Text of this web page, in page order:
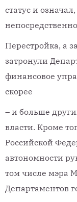
статус и
Перестройка, а
затронули
финансовое
скорее
– и больше
власти. Кроме
Российской
автономности
том числе мэра
Департаментов